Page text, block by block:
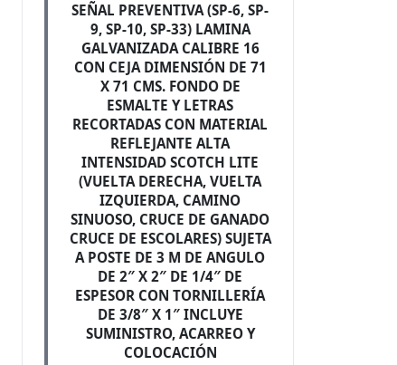
SEÑAL PREVENTIVA (SP-6, SP-
9, SP-10, SP-33) LAMINA
GALVANIZADA CALIBRE 16
CON CEJA DIMENSIÓN DE 71
X 71 CMS. FONDO DE
ESMALTE Y LETRAS
RECORTADAS CON MATERIAL
REFLEJANTE ALTA
INTENSIDAD SCOTCH LITE
(VUELTA DERECHA, VUELTA
IZQUIERDA, CAMINO
SINUOSO, CRUCE DE GANADO
CRUCE DE ESCOLARES) SUJETA
A POSTE DE 3 M DE ANGULO
DE 2″ X 2″ DE 1/4″ DE
ESPESOR CON TORNILLERÍA
DE 3/8″ X 1″ INCLUYE
SUMINISTRO, ACARREO Y
COLOCACIÓN